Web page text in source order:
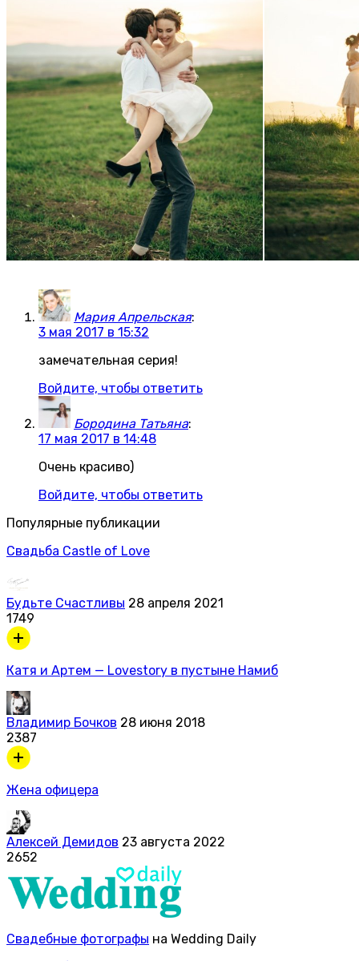
Мария Апрельская:
3 мая 2017 в 15:32
замечательная серия!
Войдите, чтобы ответить
Бородина Татьяна:
17 мая 2017 в 14:48
Очень красиво)
Войдите, чтобы ответить
Популярные публикации
Свадьба Castle of Love
Будьте Счастливы 28 апреля 2021
1749
Катя и Артем — Lovestory в пустыне Намиб
Владимир Бочков 28 июня 2018
2387
Жена офицера
Алексей Демидов 23 августа 2022
2652
Свадебные фотографы на Wedding Daily